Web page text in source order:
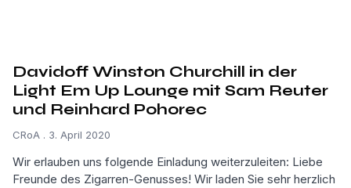
Davidoff Winston Churchill in der
Light Em Up Lounge mit Sam Reuter
und Reinhard Pohorec
CRoA 3. April 2020
Wir erlauben uns folgende Einladung weiterzuleiten: Liebe
Freunde des Zigarren-Genusses! Wir laden Sie sehr herzlich